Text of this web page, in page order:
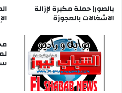
بالصور| حملة مكبرة لإزالة
الاشغالات بالعجوزة